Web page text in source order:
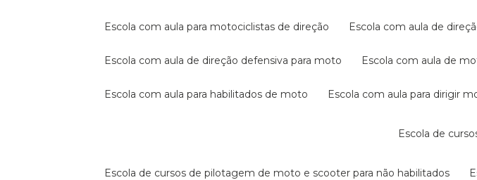
escola com aula para motociclistas de direção escola com aula de
escola com aula de direção defensiva para moto escola com aula de
escola com aula para habilitados de moto escola com aula para dirigir
escola de
escola de cursos de pilotagem de moto e scooter para não habilitados